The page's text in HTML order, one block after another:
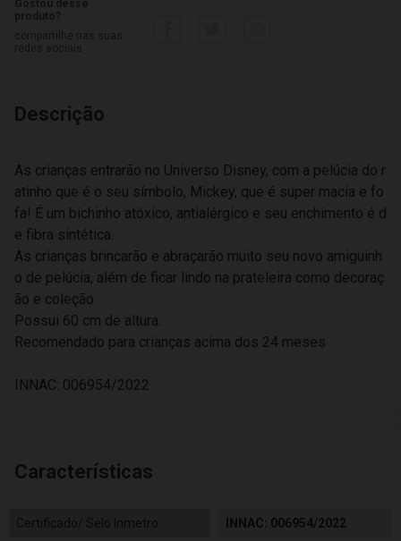
Descrição
As crianças entrarão no Universo Disney, com a pelúcia do r
atinho que é o seu símbolo, Mickey, que é super macia e fo
fa! É um bichinho atóxico, antialérgico e seu enchimento é d
e fibra sintética.
As crianças brincarão e abraçarão muito seu novo amiguinh
o de pelúcia, além de ficar lindo na prateleira como decoraç
ão e coleção.
Possui 60 cm de altura.
Recomendado para crianças acima dos 24 meses
INNAC: 006954/2022
Características
Certificado/ Selo Inmetro INNAC: 006954/2022